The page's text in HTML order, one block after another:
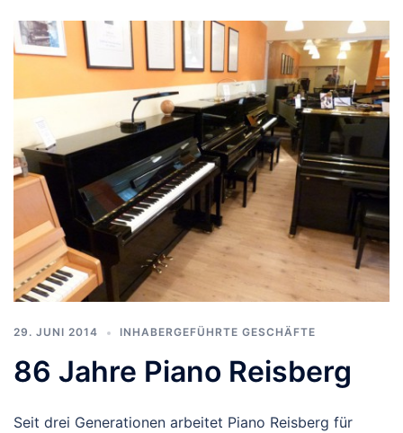
29. JUNI 2014 INHABERGEFÜHRTE GESCHÄFTE
86 Jahre Piano Reisberg
Seit drei Generationen arbeitet Piano Reisberg für